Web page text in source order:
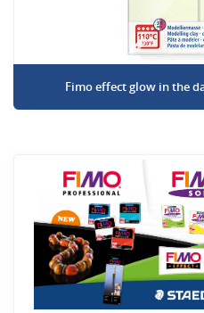
Fimo effect glow in the